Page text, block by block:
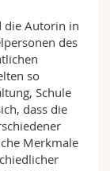
die Autorin in
des
so
Schule
dass die
Merkmale